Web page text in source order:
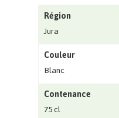
Région
Jura
Couleur
Blanc
Contenance
75 cl